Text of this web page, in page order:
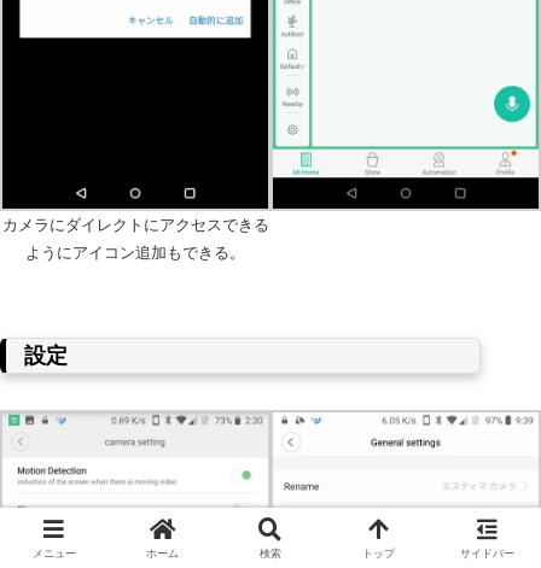
カメラにダイレクトにアクセスできる
ようにアイコン追加もできる。
設定
メニュー ホーム 検索 トップ サイドバー